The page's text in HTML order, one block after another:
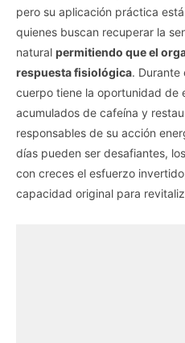
pero su aplicación práctica
quienes buscan recuperar la
natural permitiendo que el
respuesta fisiológica. Durante
cuerpo tiene la oportunidad de
acumulados de cafeína y
responsables de su acción
días pueden ser desafiantes,
con creces el esfuerzo
capacidad original para